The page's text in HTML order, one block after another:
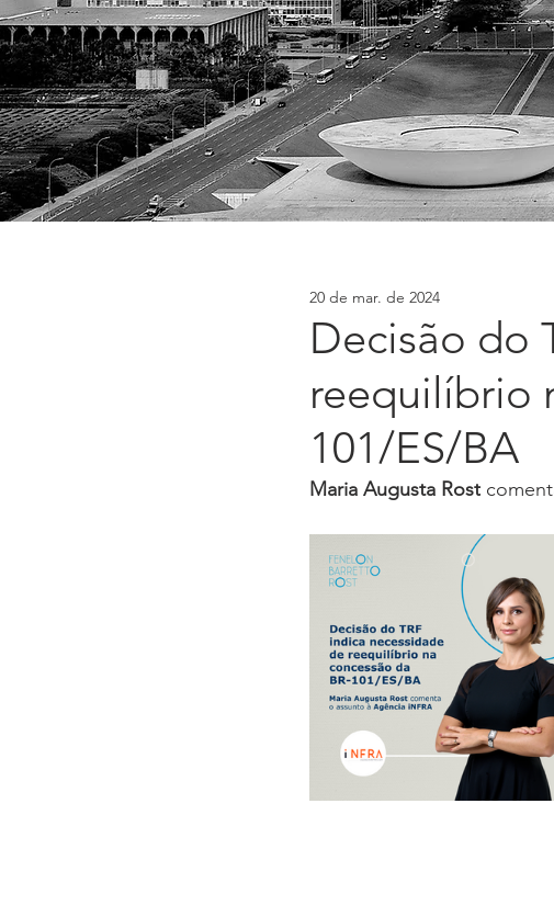
Decisão do
reequilíbrio
101/ES/BA
20 de mar. de 2024
Maria Augusta Rost